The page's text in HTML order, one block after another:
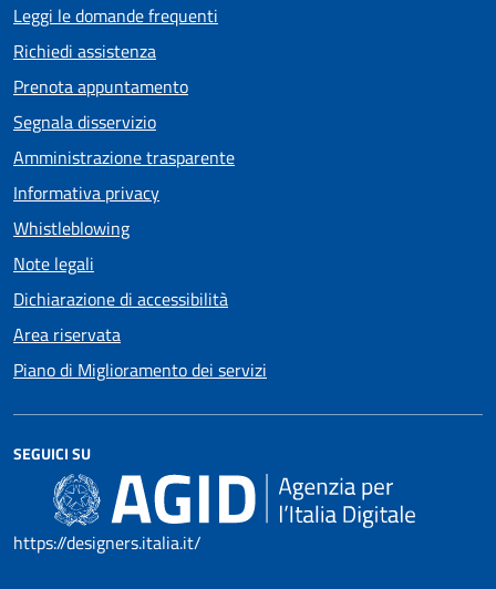
Leggi le domande frequenti
Richiedi assistenza
Prenota appuntamento
Segnala disservizio
Amministrazione trasparente
Informativa privacy
Whistleblowing
Note legali
Dichiarazione di accessibilità
Area riservata
Piano di Miglioramento dei servizi
SEGUICI SU
https://designers.italia.it/